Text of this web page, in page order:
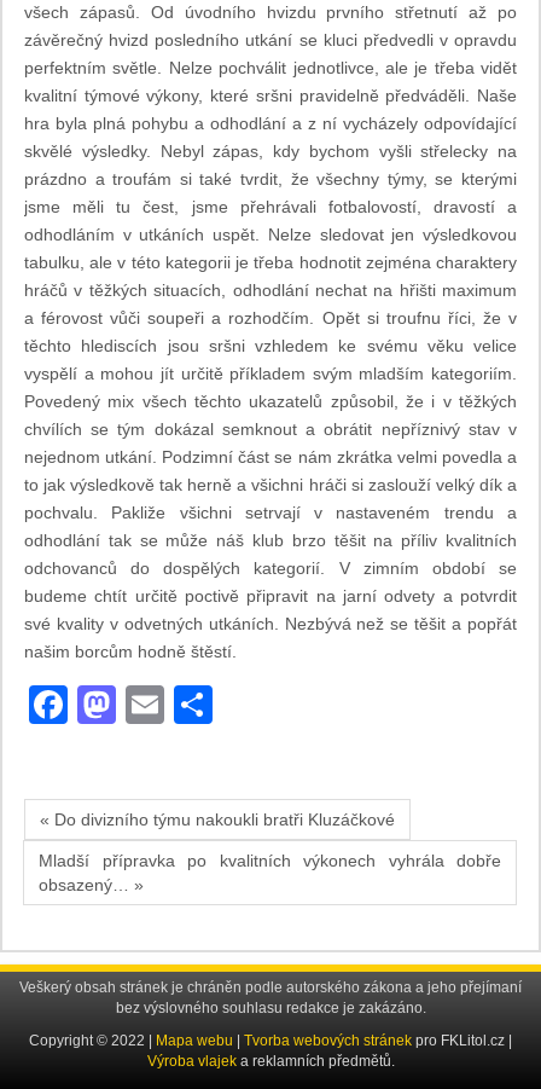
všech zápasů. Od úvodního hvizdu prvního střetnutí až po
závěrečný hvizd posledního utkání se kluci předvedli v opravdu
perfektním světle. Nelze pochválit jednotlivce, ale je třeba vidět
kvalitní týmové výkony, které sršni pravidelně předváděli. Naše
hra byla plná pohybu a odhodlání a z ní vycházely odpovídající
skvělé výsledky. Nebyl zápas, kdy bychom vyšli střelecky na
prázdno a troufám si také tvrdit, že všechny týmy, se kterými
jsme měli tu čest, jsme přehrávali fotbalovostí, dravostí a
odhodláním v utkáních uspět. Nelze sledovat jen výsledkovou
tabulku, ale v této kategorii je třeba hodnotit zejména charaktery
hráčů v těžkých situacích, odhodlání nechat na hřišti maximum
a férovost vůči soupeři a rozhodčím. Opět si troufnu říci, že v
těchto hlediscích jsou sršni vzhledem ke svému věku velice
vyspělí a mohou jít určitě příkladem svým mladším kategoriím.
Povedený mix všech těchto ukazatelů způsobil, že i v těžkých
chvílích se tým dokázal semknout a obrátit nepříznivý stav v
nejednom utkání. Podzimní část se nám zkrátka velmi povedla a
to jak výsledkově tak herně a všichni hráči si zaslouží velký dík a
pochvalu. Pakliže všichni setrvají v nastaveném trendu a
odhodlání tak se může náš klub brzo těšit na příliv kvalitních
odchovanců do dospělých kategorií. V zimním období se
budeme chtít určitě poctivě připravit na jarní odvety a potvrdit
své kvality v odvetných utkáních. Nezbývá než se těšit a popřát
našim borcům hodně štěstí.
Facebook
Mastodon
Email
« Do divizního týmu nakoukli bratři Kluzáčkové
Mladší přípravka po kvalitních výkonech vyhrála dobře
obsazený… »
Veškerý obsah stránek je chráněn podle autorského zákona a jeho přejímaní
bez výslovného souhlasu redakce je zakázáno.
Copyright © 2022 |
Mapa webu Tvorba webových stránek pro FKLitol.cz |
Výroba vlajeka reklamních předmětů.